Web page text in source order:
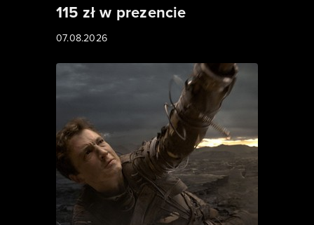
115 zł w prezencie
07.08.2026